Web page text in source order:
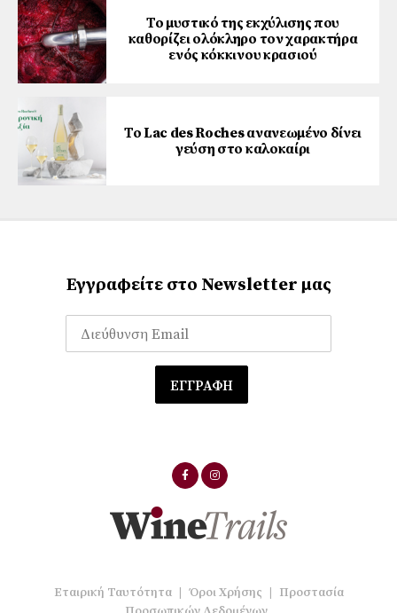
Το μυστικό της εκχύλισης που
καθορίζει ολόκληρο τον χαρακτήρα
ενός κόκκινου κρασιού
Το Lac des Roches ανανεωμένο δίνει
γεύση στο καλοκαίρι
Εγγραφείτε στο Newsletter μας
Εταιρική Ταυτότητα | Όροι Χρήσης | Προστασία